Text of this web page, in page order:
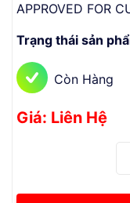
APPROVED FOR
Trạng thái sản
Còn Hàng
Giá: Liên Hệ